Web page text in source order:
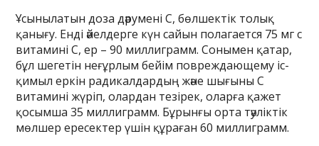
Ұсынылатын доза дәрумені C, бөлшектік толық
қанығу. Енді әйелдерге күн сайын полагается 75 мг с
витамині C, ер – 90 миллиграмм. Сонымен қатар,
бұл шегетін неғұрлым бейім повреждающему іс-
қимыл еркін радикалдардың және шығыны C
витамині жүріп, олардан тезірек, оларға қажет
қосымша 35 миллиграмм. Бұрынғы орта тәуліктік
мөлшер ересектер үшін құраған 60 миллиграмм.